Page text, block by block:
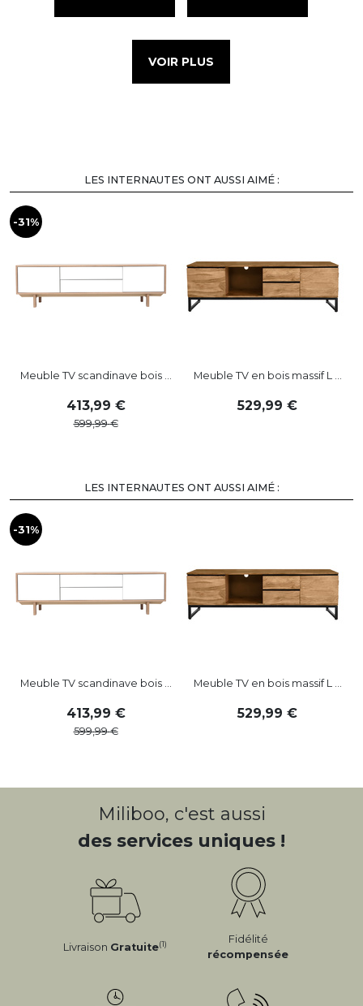
VOIR PLUS
LES INTERNAUTES ONT AUSSI AIMÉ :
-31%
Meuble TV scandinave bois ...
413,99
599,99
Meuble TV en bois massif L ...
529,99
LES INTERNAUTES ONT AUSSI AIMÉ :
-31%
Meuble TV scandinave bois ...
413,99
599,99
Meuble TV en bois massif L ...
529,99
Miliboo, c'est aussi
des services uniques !
Livraison Gratuite(1)
Fidélité
récompensée